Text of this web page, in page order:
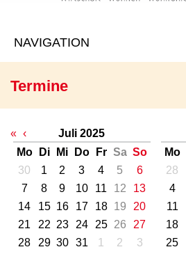
Termine
« ‹
Juli 2025
Mo
Di Mi Do Fr Sa So
30
1 2 3 4 5
6
7
8 9 10 11 12
13
14
15 16 17 18 19
20
21
22 23 24 25 26
27
28
29 30 31 1 2
3
Mo
28
4
11
18
25